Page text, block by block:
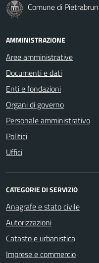
Comune di
AMMINISTRAZIONE
Aree amministrative
Documenti e dati
Enti e fondazioni
Organi di governo
Personale amministrativo
Politici
Uffici
CATEGORIE DI SERVIZIO
Anagrafe e stato civile
Autorizzazioni
Catasto e urbanistica
Imprese e commercio